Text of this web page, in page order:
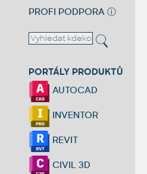
PROFI PODPORA ⓘ
PORTÁLY PRODUKTŮ
AUTOCAD
INVENTOR
REVIT
CIVIL 3D